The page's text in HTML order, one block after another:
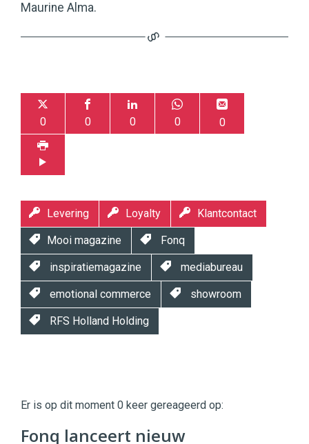
Maurine Alma.
0 0 0 0 0
Levering Loyalty Klantcontact
Mooi magazine Fonq
inspiratiemagazine mediabureau
emotional commerce showroom
RFS Holland Holding
|
Digital
Commercehttps://twinklemagazine.nl
Er is op dit moment 0 keer gereageerd op:
Fonq lanceert nieuw